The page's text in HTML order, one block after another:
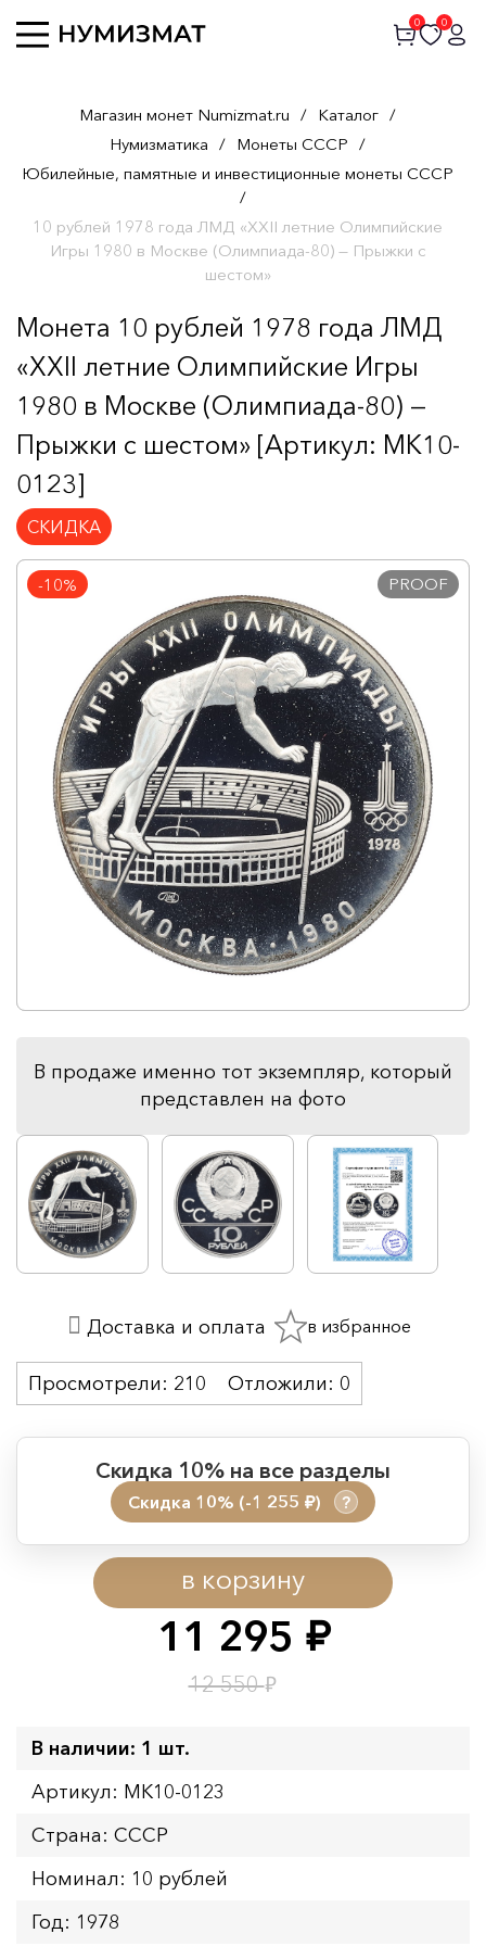
0 0
Магазин монет Numizmat.ru / Каталог /
Нумизматика / Монеты СССР /
Юбилейные, памятные и инвестиционные монеты СССР
/
10 рублей 1978 года ЛМД «XXII летние Олимпийские
Игры 1980 в Москве (Олимпиада-80) — Прыжки с
шестом»
Монета 10 рублей 1978 года ЛМД
«XXII летние Олимпийские Игры
1980 в Москве (Олимпиада-80) —
Прыжки с шестом» [Артикул: MK10-
0123]
СКИДКА
-10% PROOF
В продаже именно тот экземпляр, который
представлен на фото
11 295 руб.
12 550₽
в корзину
Скидка 10% на все разделы
Скидка 10% (-1 255 руб.) ?
Период действия акции:
Начало:
08.08.2026 00:01
Окончание:
09.08.2026 23:59
Время до окончания:
Просмотрели: 210 Отложили: 0
Доставка и оплата в избранное
В наличии: 1 шт.
Артикул: MK10-0123
Страна: СССР
Номинал: 10 рублей
Год: 1978